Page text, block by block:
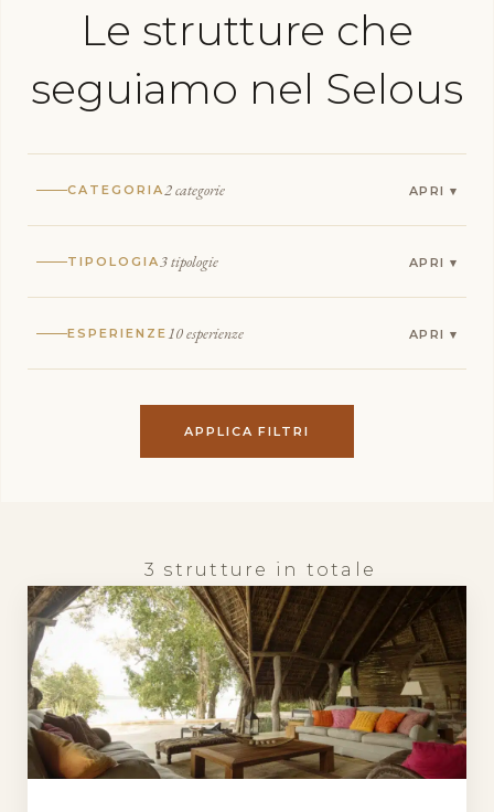
Le strutture che
seguiamo nel Selous
CATEGORIA 2 categorie
TIPOLOGIA 3 tipologie
ESPERIENZE 10 esperienze
APPLICA FILTRI
3 strutture in totale